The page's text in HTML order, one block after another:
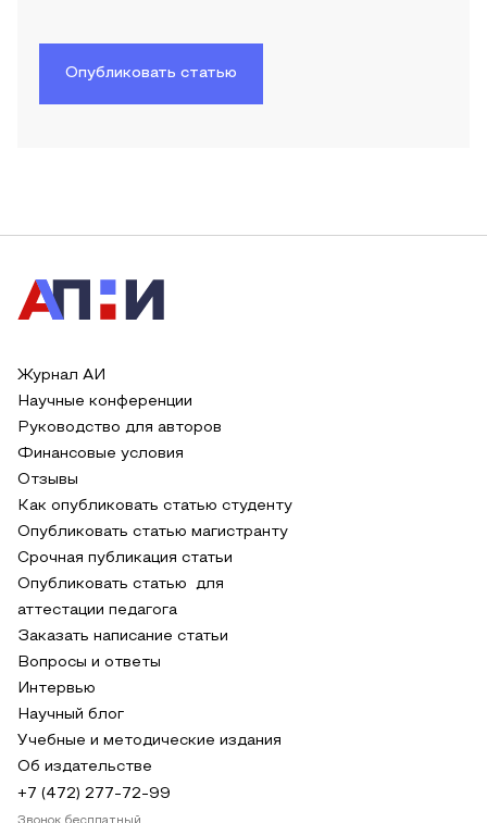
Опубликовать статью
Журнал АИ
Научные конференции
Руководство для авторов
Финансовые условия
Отзывы
Как опубликовать статью студенту
Опубликовать статью магистранту
Срочная публикация статьи
Опубликовать статью для
аттестации педагога
Заказать написание статьи
Вопросы и ответы
Интервью
Научный блог
Учебные и методические издания
Об издательстве
+7 (472) 277-72-99
Звонок бесплатный